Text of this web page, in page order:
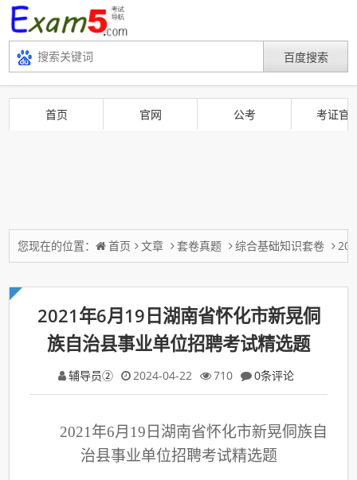
首页 官网 公考 考证官
您现在的位置： 首页 文章 套卷真题 综合基础知识套卷
2021年6月19日湖南省怀化市新晃侗
族自治县事业单位招聘考试精选题
辅导员② 2024-04-22 710 0条评论
2021年6月19日湖南省怀化市新晃侗族自
治县事业单位招聘考试精选题